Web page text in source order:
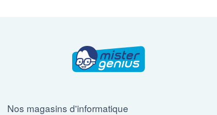
Nos magasins d'informatique